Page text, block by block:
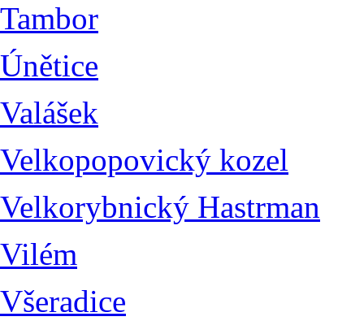
Tambor
Únětice
Valášek
Velkopopovický kozel
Velkorybnický Hastrman
Vilém
Všeradice